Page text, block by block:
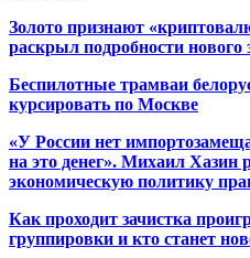
Золото признают
раскрыл подробности нового
Беспилотные трамваи
курсировать по Москве
«У России нет
на это денег». Михаил Хазин
экономическую политику
Как проходит зачистка
группировки и кто станет